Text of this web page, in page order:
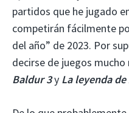
partidos que he jugado
competirán fácilmente
del año” de 2023. Por
decirse de juegos
Baldur 3y La leyenda